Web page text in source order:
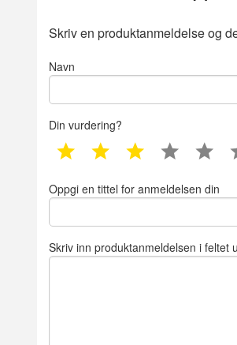
Skriv en produktanmeldelse og
Navn
Din vurdering?
1 star 2 star 3 star 4 star 5
Oppgi en tittel for anmeldelsen din
Skriv inn produktanmeldelsen i feltet